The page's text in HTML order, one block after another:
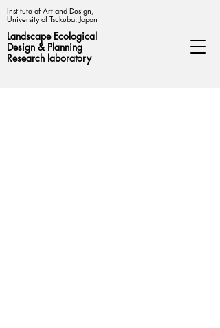
Institute of Art and Design,
University of Tsukuba, Japan
Landscape Ecological
Design & Planning
Research laboratory